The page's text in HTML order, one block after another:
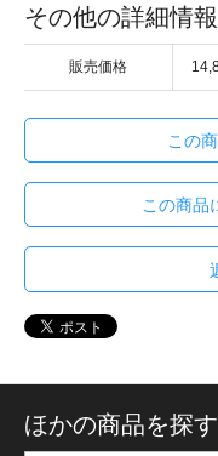
その他の詳細情報
販売価格
この
この商品
ほかの商品を探す